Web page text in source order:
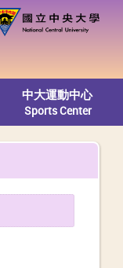
中大運動中心
Sports Center